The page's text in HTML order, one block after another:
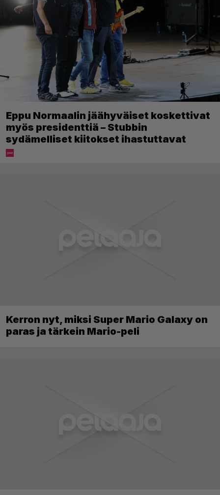
Eppu Normaalin jäähyväiset koskettivat
myös presidenttiä – Stubbin
sydämelliset kiitokset ihastuttavat
Kerron nyt, miksi Super Mario Galaxy on
paras ja tärkein Mario-peli